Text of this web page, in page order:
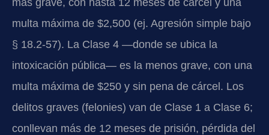
multa máxima de $2,500 (ej. Agresión simple bajo
§ 18.2-57). La Clase 4 —donde se ubica la
intoxicación pública— es la menos grave, con una
multa máxima de $250 y sin pena de cárcel. Los
delitos graves (felonies) van de Clase 1 a Clase 6;
conllevan más de 12 meses de prisión, pérdida del